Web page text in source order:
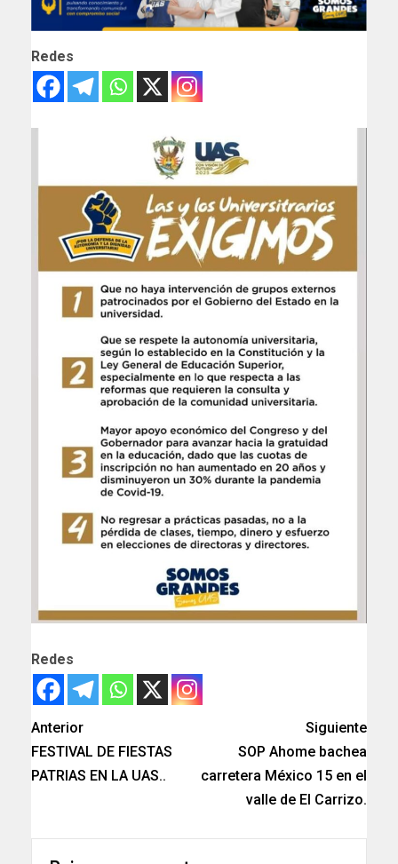
Redes
Redes
Anterior
FESTIVAL DE FIESTAS
PATRIAS EN LA UAS..
Siguiente
SOP Ahome bachea
carretera México 15 en el
valle de El Carrizo.